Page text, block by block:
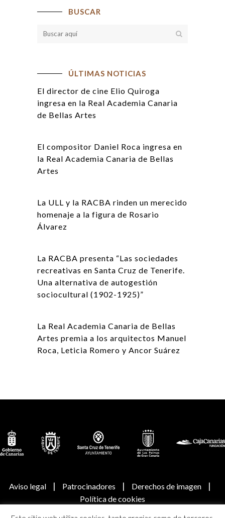
BUSCAR
ÚLTIMAS NOTICIAS
El director de cine Elio Quiroga
ingresa en la Real Academia Canaria
de Bellas Artes
El compositor Daniel Roca ingresa en
la Real Academia Canaria de Bellas
Artes
La ULL y la RACBA rinden un merecido
homenaje a la figura de Rosario
Álvarez
La RACBA presenta “Las sociedades
recreativas en Santa Cruz de Tenerife.
Una alternativa de autogestión
sociocultural (1902-1925)”
La Real Academia Canaria de Bellas
Artes premia a los arquitectos Manuel
Roca, Leticia Romero y Ancor Suárez
Aviso legal | Patrocinadores | Derechos de imagen |
Política de cookies